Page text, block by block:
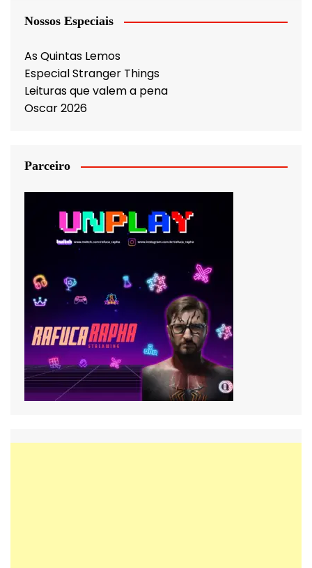
Nossos Especiais
As Quintas Lemos
Especial Stranger Things
Leituras que valem a pena
Oscar 2026
Parceiro